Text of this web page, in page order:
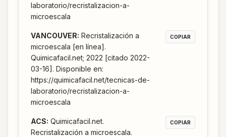
laboratorio/recristalizacion-a-
microescala
VANCOUVER: Recristalización a
microescala [en línea].
Quimicafacil.net; 2022 [citado 2022-
03-16]. Disponible en:
https://quimicafacil.net/tecnicas-de-
laboratorio/recristalizacion-a-
microescala
COPIAR
ACS: Quimicafacil.net.
Recristalización a microescala.
COPIAR